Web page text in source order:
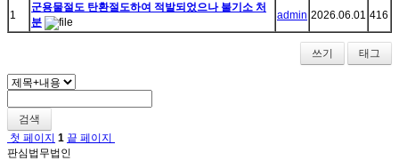
1
군용물절도 탄환절도하여 적발되었으나 불기소 처
분
admin 2026.06.01 416
쓰기 태그
검색
첫 페이지 1 끝 페이지
판심법무법인